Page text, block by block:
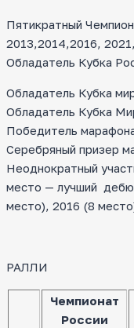
Пятикратный
2013,2014,2016,
Обладатель Кубка
Обладатель Кубка
Обладатель Кубка
Победитель
Серебряный призер
Неоднократный
место — лучший
место), 2016 (8
РАЛЛИ
Чемпионат
России